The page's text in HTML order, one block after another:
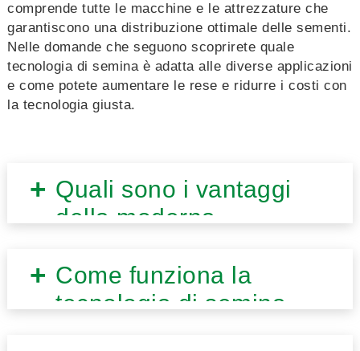
comprende tutte le macchine e le attrezzature che
garantiscono una distribuzione ottimale delle sementi.
Nelle domande che seguono scoprirete quale
tecnologia di semina è adatta alle diverse applicazioni
e come potete aumentare le rese e ridurre i costi con
la tecnologia giusta.
Quali sono i vantaggi
della moderna
agricoltura?
Come funziona la
tecnologia di semina